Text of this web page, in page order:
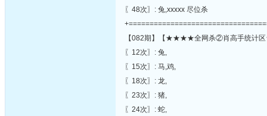
〖48次〗: 兔,xxxxx 尽位杀
【082期】【★★★★全网杀②肖高手统计
〖12次〗: 兔,
〖15次〗: 马,鸡,
〖18次〗: 龙,
〖23次〗: 猪,
〖24次〗: 蛇,